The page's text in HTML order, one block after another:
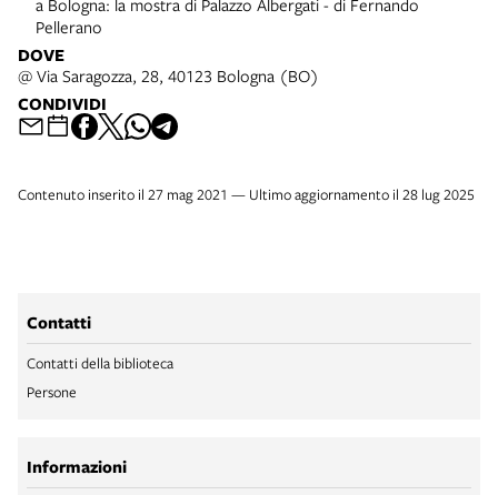
Pellerano
DOVE
@ Via Saragozza, 28, 40123 Bologna (BO)
CONDIVIDI
Contenuto inserito il 27 mag 2021 — Ultimo aggiornamento il 28 lug 2025
Contatti
Contatti della biblioteca
Persone
Informazioni